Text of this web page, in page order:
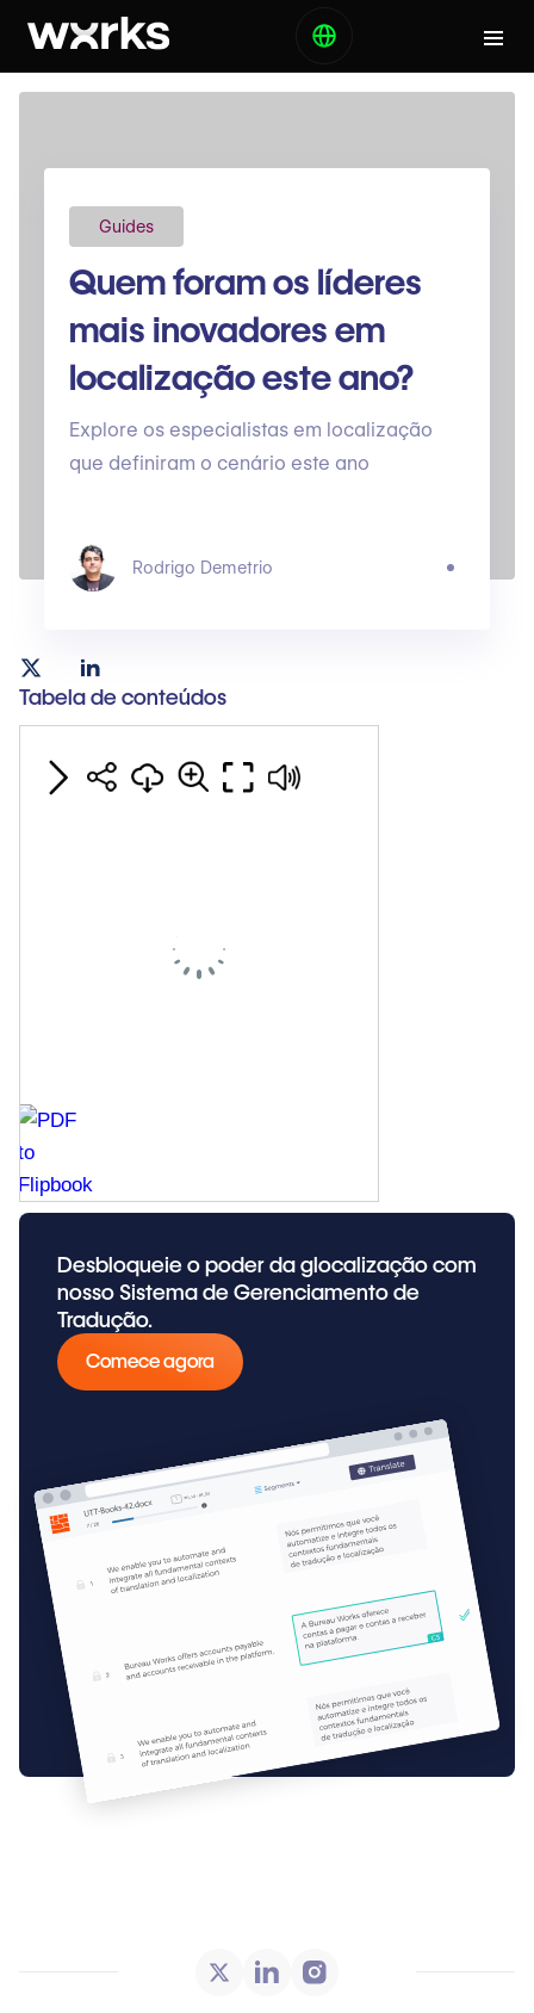
Guides
Quem foram os líderes
mais inovadores em
localização este ano?
Explore os especialistas em localização
que definiram o cenário este ano
Rodrigo Demetrio
Tabela de conteúdos
Desbloqueie o poder da glocalização com
nosso Sistema de Gerenciamento de
Tradução.
Comece agora